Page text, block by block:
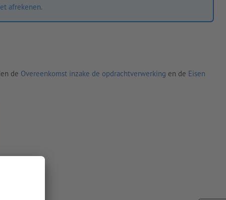
afrekenen.
de Overeenkomst inzake de opdrachtverwerking en de Eisen